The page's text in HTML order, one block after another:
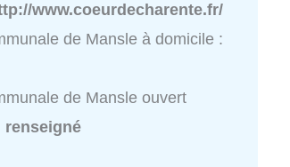
www.coeurdecharente.fr/
de Mansle à domicile :
de Mansle ouvert
renseigné